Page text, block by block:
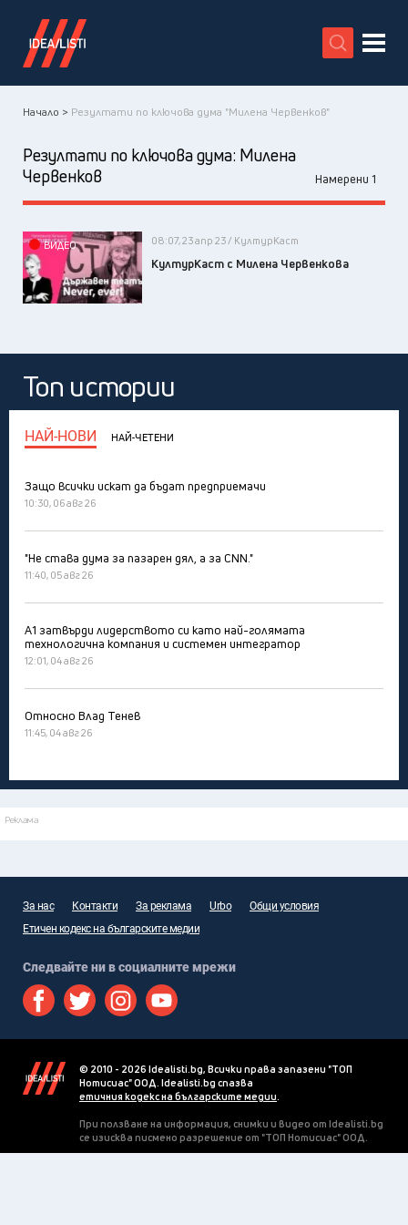
X
Начало > Резултати по ключова дума "Милена Червенков"
Резултати по ключова дума: Милена
Червенков
Намерени 1
ВИДЕО 08:07, 23 апр 23 / КултурКаст
КултурКаст с Милена Червенкова
Топ истории
НАЙ-НОВИ НАЙ-ЧЕТЕНИ
Защо всички искат да бъдат предприемачи
10:30, 06 авг 26
"Не става дума за пазарен дял, а за CNN."
11:40, 05 авг 26
А1 затвърди лидерството си като най-голямата
технологична компания и системен интегратор
12:01, 04 авг 26
Относно Влад Тенев
11:45, 04 авг 26
Реклама
За нас Контакти За реклама Urbo
Общи условия
Етичен кодекс на българските медии
Следвайте ни в социалните мрежи
© 2010 - 2026 Idealisti.bg, Всички права запазени "ТОП
Нотисиас" ООД. Idealisti.bg спазва
етичния кодекс на българските медии.
При ползване на информация, снимки и видео от Idealisti.bg
се изисква писмено разрешение от "ТОП Нотисиас" ООД.